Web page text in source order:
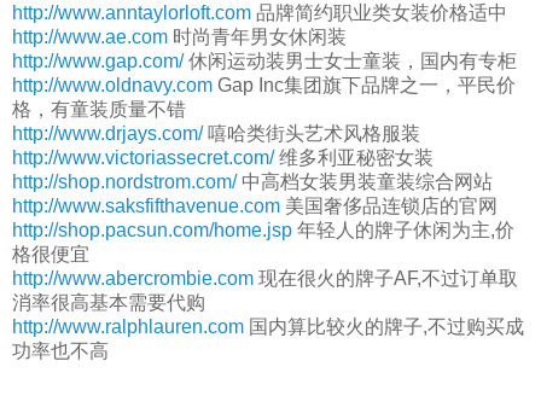
http://www.anntaylorloft.com 品牌简约职业类女装价格适中
http://www.ae.com 时尚青年男女休闲装
http://www.gap.com/休闲运动装男士女士童装，国内有专柜
http://www.oldnavy.com Gap Inc集团旗下品牌之一，平民价
格，有童装质量不错
http://www.drjays.com/嘻哈类街头艺术风格服装
http://www.victoriassecret.com/维多利亚秘密女装
http://shop.nordstrom.com/中高档女装男装童装综合网站
http://www.saksfifthavenue.com 美国奢侈品连锁店的官网
http://shop.pacsun.com/home.jsp 年轻人的牌子休闲为主,价
格很便宜
http://www.abercrombie.com 现在很火的牌子AF,不过订单取
消率很高基本需要代购
http://www.ralphlauren.com 国内算比较火的牌子,不过购买成
功率也不高